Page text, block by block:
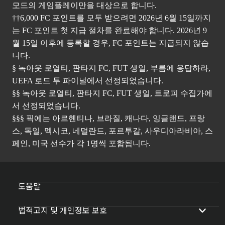
모드의 게임플레이만을 대상으로 합니다.
††6,000 FC 포인트를 모두 받으려면 2026년 6월 15일까지
는 FC 포인트 첫 지급 절차를 완료해야 합니다. 2026년 9
월 15일 이후에 등록할 경우, FC 포인트는 지급되지 않습
니다.
§ 녹아웃 로열티, 판타지 FC, FUT 생일, 부름에 응답하라,
UEFA 로드 투 파이널에서 선정되었습니다.
§§ 녹아웃 로열티, 판타지 FC, FUT 생일, 트로피 수집가에
서 선정되었습니다.
§§§ 픽에는 아르헨티나, 브라질, 캐나다, 잉글랜드, 프랑
스, 독일, 멕시코, 네덜란드, 포르투갈, 사우디아라비아, 스
페인, 미국 선수가 각 1명씩 포함됩니다.
도움말
법적고지 및 개인정보 보호